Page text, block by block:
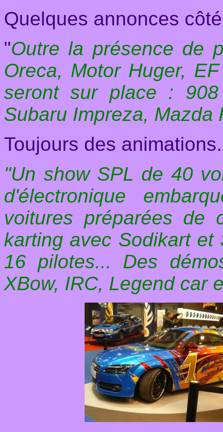
Quelques annonces
"Outre la présence de
Oreca, Motor Huger,
seront sur place :
Subaru Impreza, Mazda
Toujours des
"Un show SPL de 40
d'électronique
voitures préparées de
karting avec Sodikart et
16 pilotes... Des
XBow, IRC, Legend car